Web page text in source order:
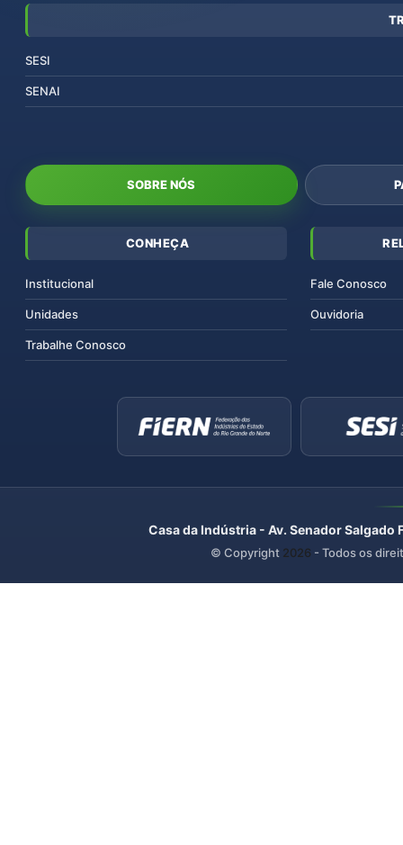
SESI
SENAI
SOBRE NÓS
CONHEÇA
Institucional
Unidades
Trabalhe Conosco
Fale Conosco
Ouvidoria
Casa da Indústria - Av. Senador
© Copyright 2026 - Todos os